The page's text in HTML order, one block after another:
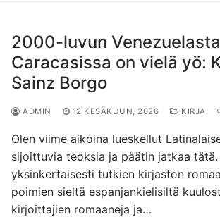
2000-luvun
Caracasissa on vielä yö:
Sainz Borgo
ADMIN 12 KESÄKUUN, 2026 KIRJA
Olen viime aikoina lueskellut
sijoittuvia teoksia ja päätin jatkaa
yksinkertaisesti tutkien kirjaston
poimien sieltä espanjankielisiltä
kirjoittajien romaaneja ja…